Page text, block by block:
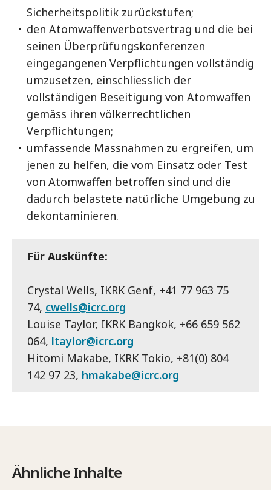
Sicherheitspolitik zurückstufen;
den Atomwaffenverbotsvertrag und die bei
seinen Überprüfungskonferenzen
eingegangenen Verpflichtungen vollständig
umzusetzen, einschliesslich der
vollständigen Beseitigung von Atomwaffen
gemäss ihren völkerrechtlichen
Verpflichtungen;
umfassende Massnahmen zu ergreifen, um
jenen zu helfen, die vom Einsatz oder Test
von Atomwaffen betroffen sind und die
dadurch belastete natürliche Umgebung zu
dekontaminieren.
Für Auskünfte:
Crystal Wells, IKRK Genf, +41 77 963 75
74, cwells@icrc.org
Louise Taylor, IKRK Bangkok, +66 659 562
064, ltaylor@icrc.org
Hitomi Makabe, IKRK Tokio, +81(0) 804
142 97 23, hmakabe@icrc.org
Ähnliche Inhalte